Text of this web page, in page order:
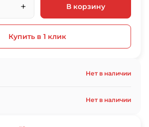
+ В корзину
Купить в 1 клик
Нет в наличии
Нет в наличии